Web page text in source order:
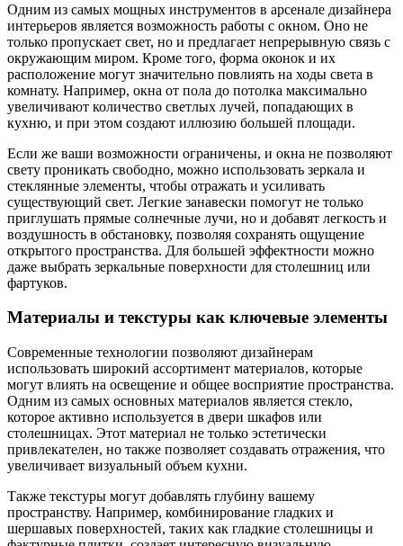
Одним из самых мощных инструментов в арсенале дизайнера
интерьеров является возможность работы с окном. Оно не
только пропускает свет, но и предлагает непрерывную связь с
окружающим миром. Кроме того, форма оконок и их
расположение могут значительно повлиять на ходы света в
комнату. Например, окна от пола до потолка максимально
увеличивают количество светлых лучей, попадающих в
кухню, и при этом создают иллюзию большей площади.
Если же ваши возможности ограничены, и окна не позволяют
свету проникать свободно, можно использовать зеркала и
стеклянные элементы, чтобы отражать и усиливать
существующий свет. Легкие занавески помогут не только
приглушать прямые солнечные лучи, но и добавят легкость и
воздушность в обстановку, позволяя сохранять ощущение
открытого пространства. Для большей эффектности можно
даже выбрать зеркальные поверхности для столешниц или
фартуков.
Материалы и текстуры как ключевые элементы
Современные технологии позволяют дизайнерам
использовать широкий ассортимент материалов, которые
могут влиять на освещение и общее восприятие пространства.
Одним из самых основных материалов является стекло,
которое активно используется в двери шкафов или
столешницах. Этот материал не только эстетически
привлекателен, но также позволяет создавать отражения, что
увеличивает визуальный объем кухни.
Также текстуры могут добавлять глубину вашему
пространству. Например, комбинирование гладких и
шершавых поверхностей, таких как гладкие столешницы и